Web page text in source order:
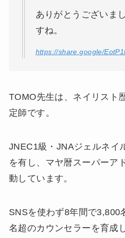
ありがとうございま
すね。
https://share.google/
TOMO先生は、ネイリスト
定師です。
JNEC1級・JNAジェルネイ
を有し、マヤ暦スーパーア
動しています。
SNSを使わず8年間で3,800
名超のカウンセラーを育成